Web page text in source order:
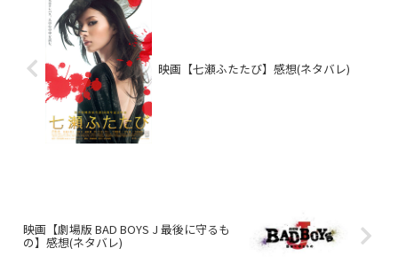
映画【七瀬ふたたび】感想(ネタバレ)
映画【劇場版 BAD BOYS J 最後に守るも
の】感想(ネタバレ)